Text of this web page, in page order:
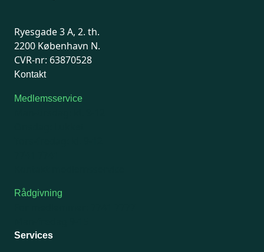
Ryesgade 3 A, 2. th.
2200 København N.
CVR-nr: 63870528
Kontakt
Medlemsservice
Rådgivning
Services